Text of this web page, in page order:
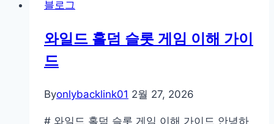
게
세
블로그
와일드 홀덤 슬롯 게임 이해 가이
드
Byonlybacklink01 2월 27, 2026
# 와일드 홀덤 슬롯 게임 이해 가이드 안녕하